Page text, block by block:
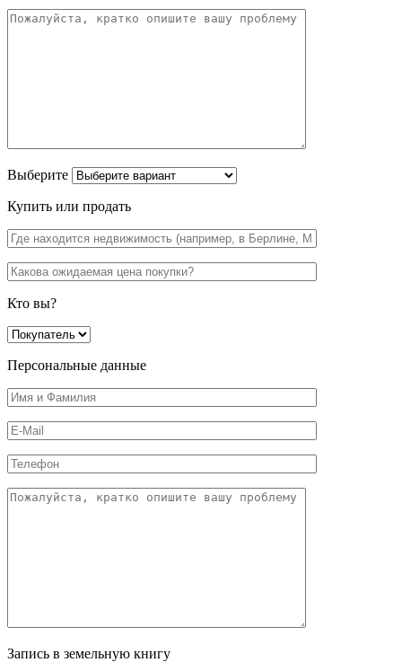
Выберите
Купить или продать
Кто вы?
Персональные данные
Запись в земельную книгу